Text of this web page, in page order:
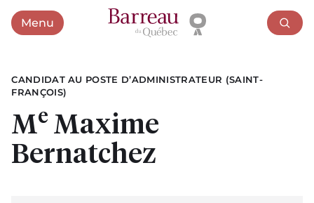
MenuOuvrir le menu
CANDIDAT AU POSTE D’ADMINISTRATEUR (SAINT-
FRANÇOIS)
Me Maxime
Bernatchez